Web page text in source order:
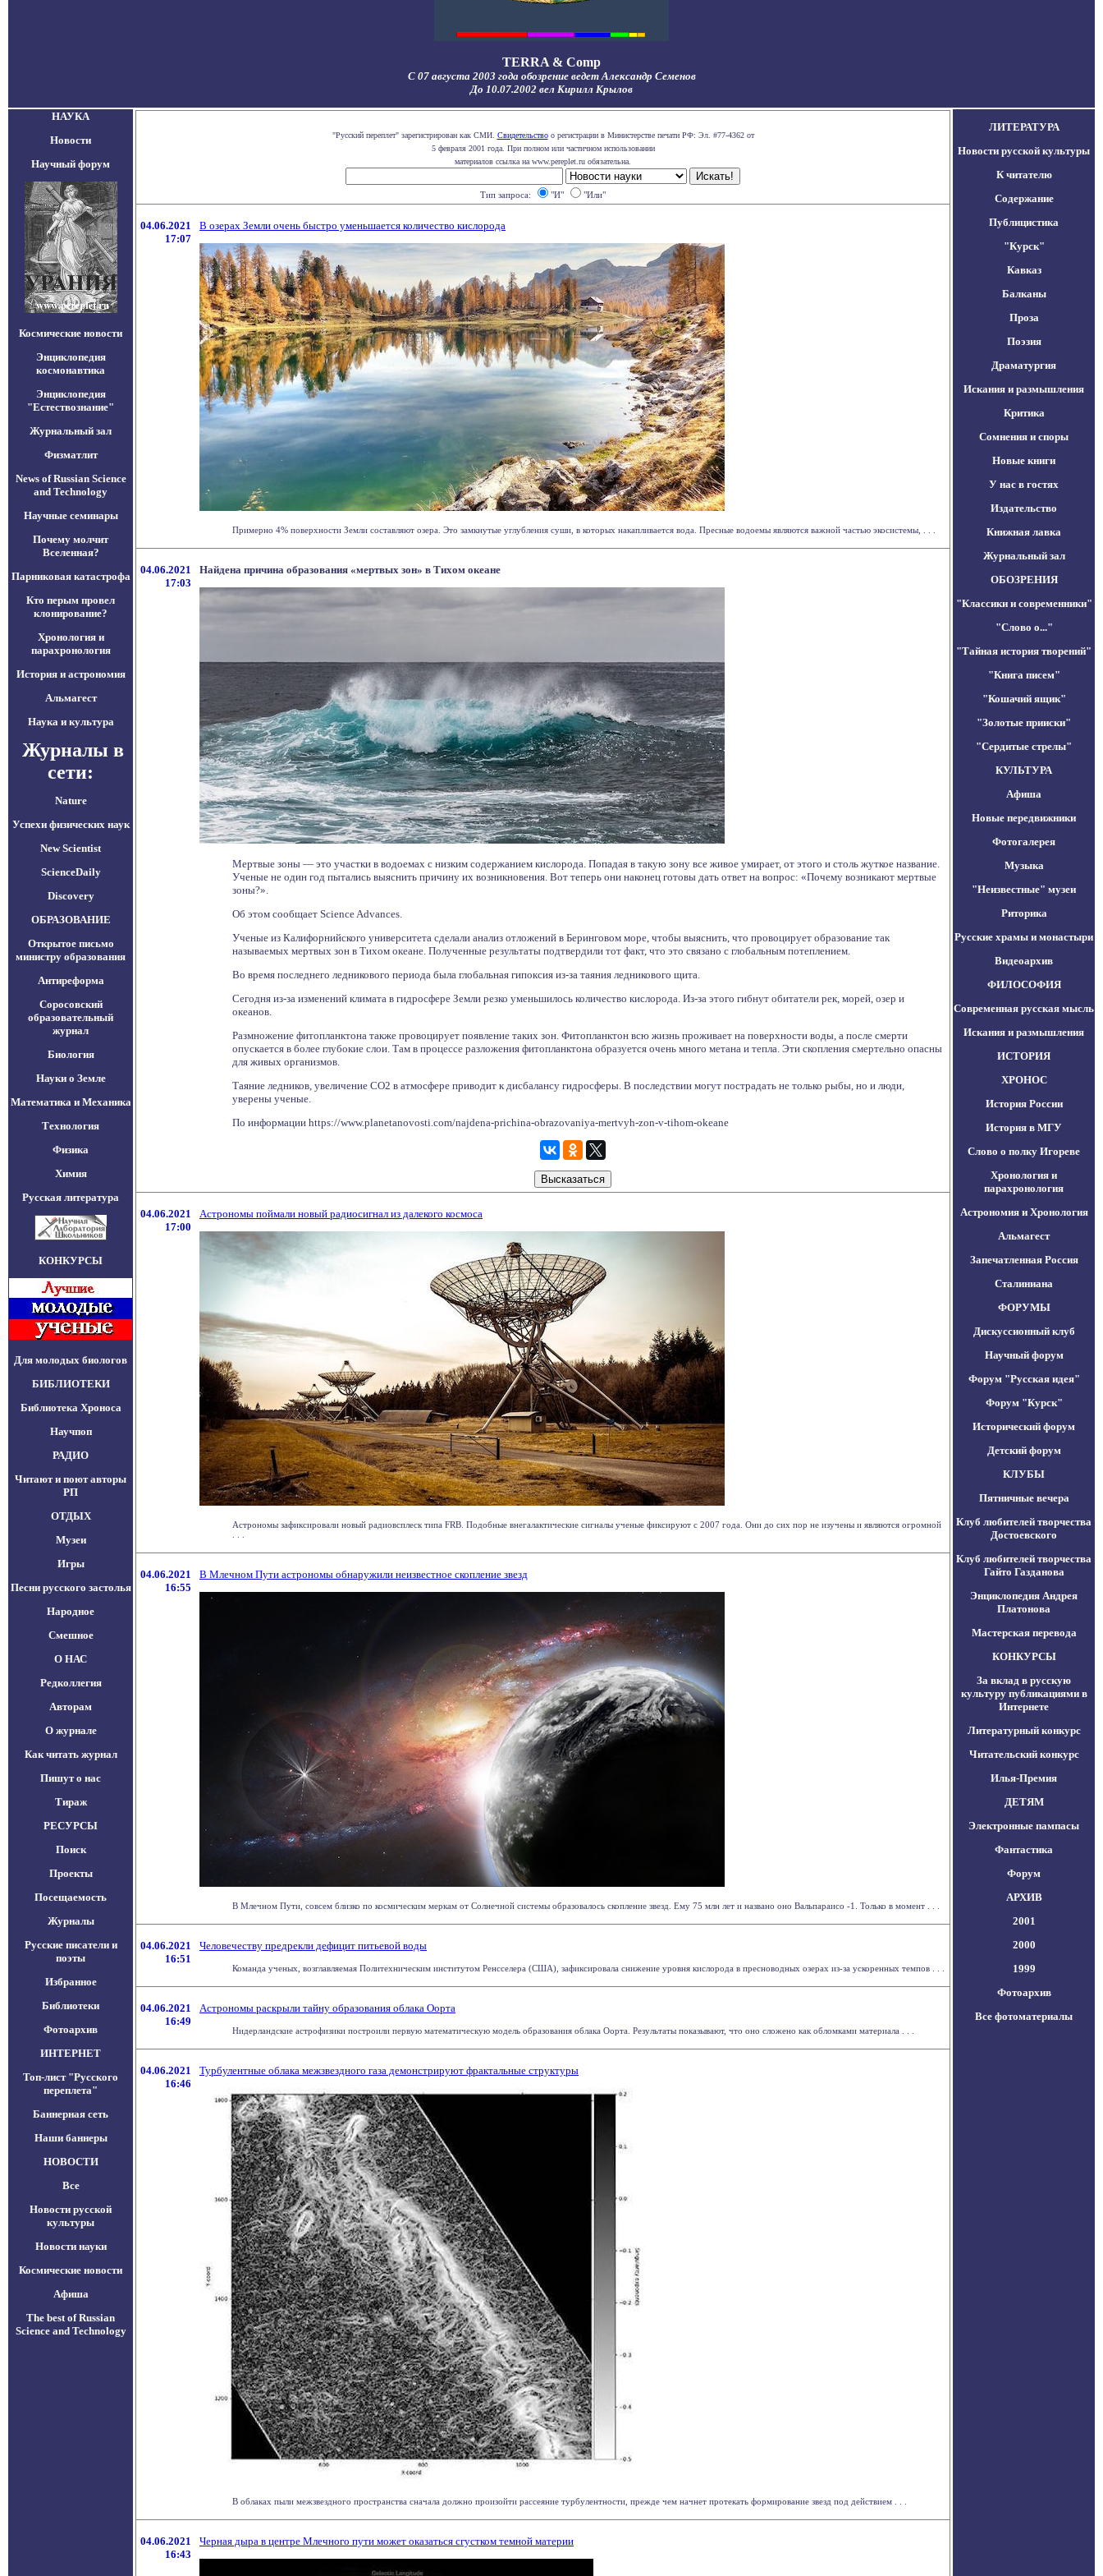
TERRA & Comp
С 07 августа 2003 года обозрение ведет Александр Семенов
До 10.07.2002 вел Кирилл Крылов
НАУКА
Новости
Научный форум
Космические новости
Энциклопедия
космонавтика
Энциклопедия
"Естествознание"
Журнальный зал
Физматлит
News of Russian Science
and Technology
Научные семинары
Почему молчит
Вселенная?
Парниковая катастрофа
Кто перым провел
клонирование?
Хронология и
парахронология
История и астрономия
Альмагест
Наука и культура
Журналы в
сети:
Nature
Успехи физических наук
New Scientist
ScienceDaily
Discovery
ОБРАЗОВАНИЕ
Открытое письмо
министру образования
Антиреформа
Соросовский
образовательный
журнал
Биология
Науки о Земле
Математика и Механика
Технология
Физика
Химия
Русская литература
КОНКУРСЫ
Для молодых биологов
БИБЛИОТЕКИ
Библиотека Хроноса
Научпоп
РАДИО
Читают и поют авторы
РП
ОТДЫХ
Музеи
Игры
Песни русского застолья
Народное
Смешное
О НАС
Редколлегия
Авторам
О журнале
Как читать журнал
Пишут о нас
Тираж
РЕСУРСЫ
Поиск
Проекты
Посещаемость
Журналы
Русские писатели и
поэты
Избранное
Библиотеки
Фотоархив
ИНТЕРНЕТ
Топ-лист "Русского
переплета"
Баннерная сеть
Наши баннеры
НОВОСТИ
Все
Новости русской
культуры
Новости науки
Космические новости
Афиша
The best of Russian
Science and Technology
"Русский переплет" зарегистрирован как СМИ. Свидетельствоо регистрации в Министерстве печати РФ: Эл. #77-4362 от
5 февраля 2001 года. При полном или частичном использовании
материалов ссылка на www.pereplet.ru обязательна.
Тип запроса: "И" "Или"
04.06.2021
17:07
В озерах Земли очень быстро уменьшается количество кислорода
Примерно 4% поверхности Земли составляют озера. Это замкнутые углубления суши, в которых накапливается вода. Пресные водоемы являются важной частью экосистемы, . . .
04.06.2021
17:03
Найдена причина образования «мертвых зон» в Тихом океане
Мертвые зоны — это участки в водоемах с низким содержанием кислорода. Попадая в такую зону все живое умирает, от этого и столь жуткое название.
Ученые не один год пытались выяснить причину их возникновения. Вот теперь они наконец готовы дать ответ на вопрос: «Почему возникают мертвые
зоны?».
Об этом сообщает Science Advances.
Ученые из Калифорнийского университета сделали анализ отложений в Беринговом море, чтобы выяснить, что провоцирует образование так
называемых мертвых зон в Тихом океане. Полученные результаты подтвердили тот факт, что это связано с глобальным потеплением.
Во время последнего ледникового периода была глобальная гипоксия из-за таяния ледникового щита.
Сегодня из-за изменений климата в гидросфере Земли резко уменьшилось количество кислорода. Из-за этого гибнут обитатели рек, морей, озер и
океанов.
Размножение фитопланктона также провоцирует появление таких зон. Фитопланктон всю жизнь проживает на поверхности воды, а после смерти
опускается в более глубокие слои. Там в процессе разложения фитопланктона образуется очень много метана и тепла. Эти скопления смертельно опасны
для живых организмов.
Таяние ледников, увеличение СО2 в атмосфере приводит к дисбалансу гидросферы. В последствии могут пострадать не только рыбы, но и люди,
уверены ученые.
По информации https://www.planetanovosti.com/najdena-prichina-obrazovaniya-mertvyh-zon-v-tihom-okeane
04.06.2021
17:00
Астрономы поймали новый радиосигнал из далекого космоса
Астрономы зафиксировали новый радиовсплеск типа FRB. Подобные внегалактические сигналы ученые фиксируют с 2007 года. Они до сих пор не изучены и являются огромной
04.06.2021
16:55
В Млечном Пути астрономы обнаружили неизвестное скопление звезд
В Млечном Пути, совсем близко по космическим меркам от Солнечной системы образовалось скопление звезд. Ему 75 млн лет и названо оно Вальпараисо -1. Только в момент . . .
04.06.2021
16:51
Человечеству предрекли дефицит питьевой воды
Команда ученых, возглавляемая Политехническим институтом Ренсселера (США), зафиксировала снижение уровня кислорода в пресноводных озерах из-за ускоренных темпов . . .
04.06.2021
16:49
Астрономы раскрыли тайну образования облака Оорта
Нидерландские астрофизики построили первую математическую модель образования облака Оорта. Результаты показывают, что оно сложено как обломками материала . . .
04.06.2021
16:46
Турбулентные облака межзвездного газа демонстрируют фрактальные структуры
В облаках пыли межзвездного пространства сначала должно произойти рассеяние турбулентности, прежде чем начнет протекать формирование звезд под действием . . .
04.06.2021
16:43
Черная дыра в центре Млечного пути может оказаться сгустком темной материи
ЛИТЕРАТУРА
Новости русской культуры
К читателю
Содержание
Публицистика
"Курск"
Кавказ
Балканы
Проза
Поэзия
Драматургия
Искания и размышления
Критика
Сомнения и споры
Новые книги
У нас в гостях
Издательство
Книжная лавка
Журнальный зал
ОБОЗРЕНИЯ
"Классики и современники"
"Слово о..."
"Тайная история творений"
"Книга писем"
"Кошачий ящик"
"Золотые прииски"
"Сердитые стрелы"
КУЛЬТУРА
Афиша
Новые передвижники
Фотогалерея
Музыка
"Неизвестные" музеи
Риторика
Русские храмы и монастыри
Видеоархив
ФИЛОСОФИЯ
Современная русская мысль
Искания и размышления
ИСТОРИЯ
ХРОНОС
История России
История в МГУ
Слово о полку Игореве
Хронология и
парахронология
Астрономия и Хронология
Альмагест
Запечатленная Россия
Сталиниана
ФОРУМЫ
Дискуссионный клуб
Научный форум
Форум "Русская идея"
Форум "Курск"
Исторический форум
Детский форум
КЛУБЫ
Пятничные вечера
Клуб любителей творчества
Достоевского
Клуб любителей творчества
Гайто Газданова
Энциклопедия Андрея
Платонова
Мастерская перевода
КОНКУРСЫ
За вклад в русскую
культуру публикациями в
Интернете
Литературный конкурс
Читательский конкурс
Илья-Премия
ДЕТЯМ
Электронные пампасы
Фантастика
Форум
АРХИВ
2001
2000
1999
Фотоархив
Все фотоматериалы